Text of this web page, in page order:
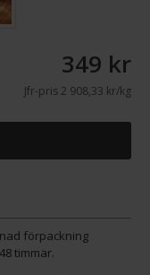
349 kr
Jfr-pris2 908,33 kr/kg
förpackning
timmar.